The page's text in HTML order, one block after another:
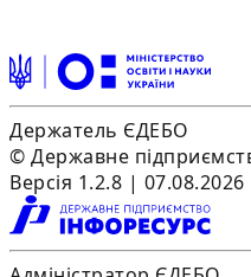
Держатель ЄДЕБО
© Державне
Версія 1.2.8 | 07.08.2026